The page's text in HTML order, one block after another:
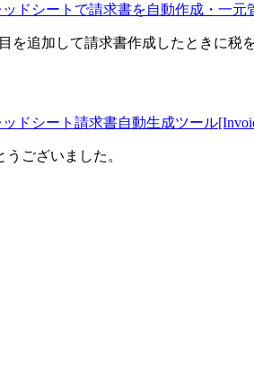
ッドシートで請求書を自動作成・一元
を追加して請求書作成したときに税
ッドシート請求書自動生成ツール
ございました。